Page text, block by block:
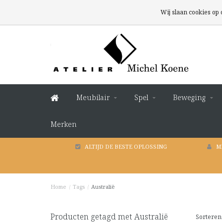
Meubilair Spel Beweging
Merken
ALTIJD DE BESTE OPLOSSING
Home / Tags / Australië
Producten getagd met Australië Sorteren
Wij slaan cookies